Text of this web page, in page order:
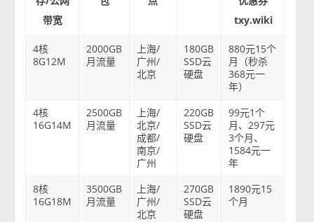
带宽
txy.wiki
4核
8G12M
2000GB
月流量
上海/
广州/
北京
180GB
SSD云
硬盘
880元15个
月（秒杀
368元一
年）
4核
16G14M
2500GB
月流量
上海/
北京/
成都/
南京/
广州
220GB
SSD云
硬盘
99元1个
月、297元
3个月、
1584元一
年
8核
16G18M
3500GB
月流量
上海/
广州/
北京
270GB
SSD云
硬盘
1890元15
个月